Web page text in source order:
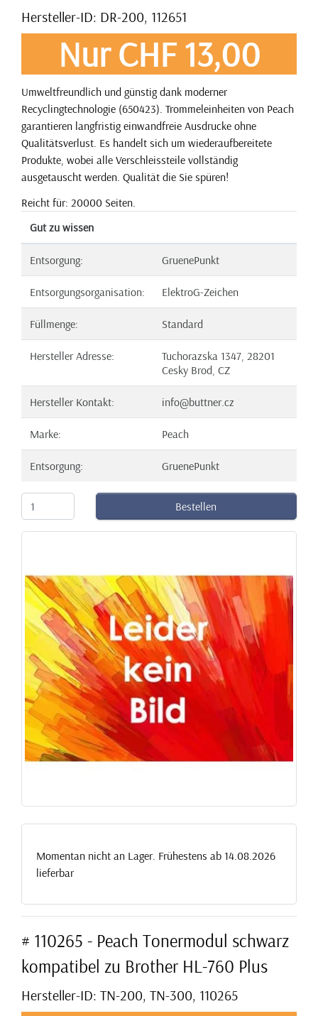
Hersteller-ID: DR-200, 112651
Nur CHF 13,00
Umweltfreundlich und günstig dank moderner
Recyclingtechnologie (650423). Trommeleinheiten von Peach
garantieren langfristig einwandfreie Ausdrucke ohne
Qualitätsverlust. Es handelt sich um wiederaufbereitete
Produkte, wobei alle Verschleissteile vollständig
ausgetauscht werden. Qualität die Sie spüren!
Reicht für: 20000 Seiten.
Gut zu wissen
Entsorgung: GruenePunkt
Entsorgungsorganisation: ElektroG-Zeichen
Füllmenge: Standard
Hersteller Adresse:
Tuchorazska 1347, 28201
Cesky Brod, CZ
Hersteller Kontakt: info@buttner.cz
Marke: Peach
Entsorgung: GruenePunkt
Bestellen
Momentan nicht an Lager. Frühestens ab 14.08.2026
lieferbar
# 110265 - Peach Tonermodul schwarz
kompatibel zu Brother HL-760 Plus
Hersteller-ID: TN-200, TN-300, 110265